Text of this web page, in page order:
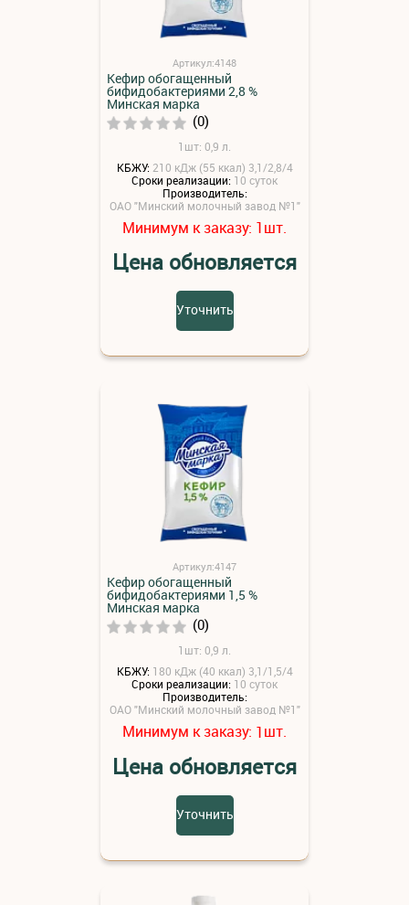
Артикул:4148
Кефир обогащенный
бифидобактериями 2,8 %
Минская марка
(0)
1шт: 0,9 л.
КБЖУ: 210 кДж (55 ккал) 3,1/2,8/4
Сроки реализации: 10 суток
Производитель:
ОАО "Минский молочный завод №1"
Минимум к заказу: 1шт.
Цена обновляется
Уточнить
Артикул:4147
Кефир обогащенный
бифидобактериями 1,5 %
Минская марка
(0)
1шт: 0,9 л.
КБЖУ: 180 кДж (40 ккал) 3,1/1,5/4
Сроки реализации: 10 суток
Производитель:
ОАО "Минский молочный завод №1"
Минимум к заказу: 1шт.
Цена обновляется
Уточнить